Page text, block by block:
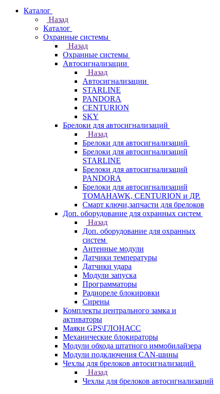
Каталог
Назад
Каталог
Охранные системы
Назад
Охранные системы
Автосигнализации
Назад
Автосигнализации
STARLINE
PANDORA
CENTURION
SKY
Брелоки для автосигнализаций
Назад
Брелоки для автосигнализаций
Брелоки для автосигнализаций
STARLINE
Брелоки для автосигнализаций
PANDORA
Брелоки для автосигнализаций
TOMAHAWK, CENTURION и ДР.
Смарт ключи,запчасти для брелоков
Доп. оборудование для охранных систем
Назад
Доп. оборудование для охранных
систем
Антенные модули
Датчики температуры
Датчики удара
Модули запуска
Программаторы
Радиореле блокировки
Сирены
Комплекты центрального замка и
активаторы
Маяки GPS\ГЛОНАСС
Механические блокираторы
Модули обхода штатного иммобилайзера
Модули подключения CAN-шины
Чехлы для брелоков автосигнализаций
Назад
Чехлы для брелоков автосигнализаций